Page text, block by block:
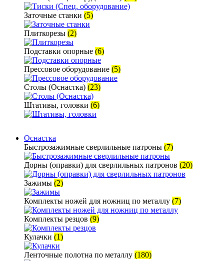
Заточные станки (5)
Плиткорезы (2)
Подставки опорные (6)
Прессовое оборудование (5)
Столы (Оснастка) (23)
Штативы, головки (6)
Оснастка
Быстрозажимные сверлильные патроны (7)
Дорны (оправки) для сверлильных патронов (20)
Зажимы (2)
Комплекты ножей для ножниц по металлу (7)
Комплекты резцов (9)
Кулачки (1)
Ленточные полотна по металлу (180)